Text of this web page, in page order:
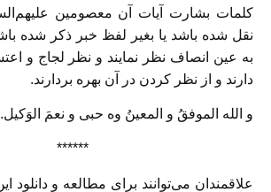
کلمات بشارت آیات آن معصومین
نقل شده باشد یا بغیر لفظ خبر ذکر شده
به عین انصاف نظر نمایند و نظر لجاج و
دارند و از نظر کردن در آن بهره بردارند.
و الله الموفقُ و المعینُ وه حبی و نعمَ الوَکیل.
******
علاقمندان می‌توانند برای مطالعه و دانلود